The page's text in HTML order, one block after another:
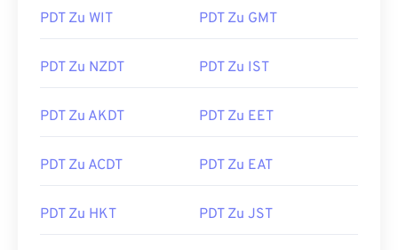
PDT Zu WIT PDT Zu GMT
PDT Zu NZDT PDT Zu IST
PDT Zu AKDT PDT Zu EET
PDT Zu ACDT PDT Zu EAT
PDT Zu HKT PDT Zu JST